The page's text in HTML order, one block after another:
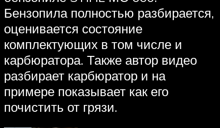
Бензопила полностью разбирается,
оценивается состояние
комплектующих в том числе и
карбюратора. Также автор видео
разбирает карбюратор и на
примере показывает как его
почистить от грязи.